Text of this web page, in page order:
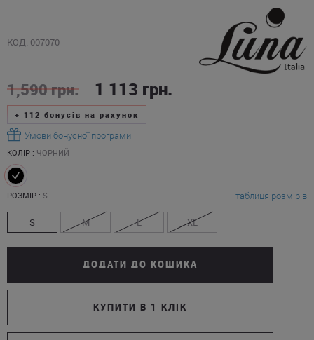
КОД: 007070
1,590грн. 1 113 грн.
+ 112 бонусів на рахунок
Умови бонусної програми
КОЛІР : ЧОРНИЙ
РОЗМІР : S таблиця розмірів
S M L XL
ДОДАТИ ДО КОШИКА
КУПИТИ В 1 КЛІК